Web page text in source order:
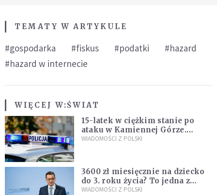
TEMATY W ARTYKULE
#gospodarka #fiskus #podatki
#hazard
#hazard w internecie
WIĘCEJ W:ŚWIAT
15-latek w ciężkim stanie po
ataku w Kamiennej Górze.
Policja zatrzymała dwóch
WIADOMOŚCI Z POLSKI
3600 zł miesięcznie na dziecko
do 3. roku życia? To jedna z
propozycji programu "Rozwój
WIADOMOŚCI Z POLSKI